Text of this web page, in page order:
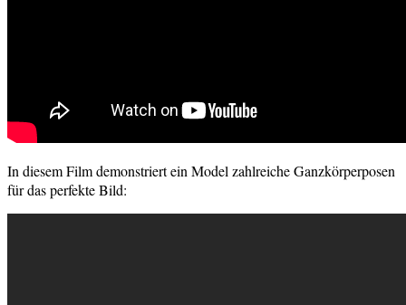
In diesem Film demonstriert ein Model zahlreiche Ganzkörperposen
für das perfekte Bild: